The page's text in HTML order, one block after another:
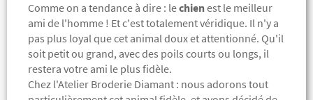
Comme on a tendance à dire : lechienest le meilleur
ami de l'homme ! Et c'est totalement véridique. Il n'y a
pas plus loyal que cet animal doux et attentionné. Qu'il
soit petit ou grand, avec des poils courts ou longs, il
restera votre ami le plus fidèle.
Chez l'Atelier Broderie Diamant : nous adorons tout